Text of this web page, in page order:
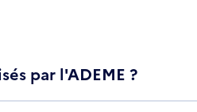
par l'ADEME ?